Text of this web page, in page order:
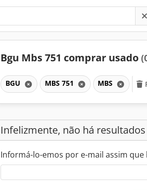
Bgu Mbs 751 comprar usado
BGU MBS 751 MBS
Infelizmente, não há
Informá-lo-emos por e-mail assim